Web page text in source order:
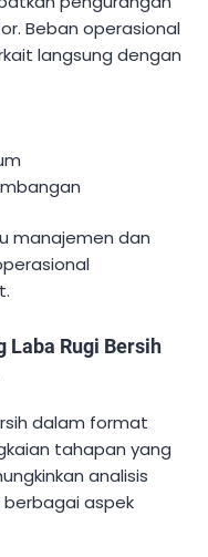
Beban operasional
langsung dengan
manajemen dan
Laba Rugi Bersih
dalam format
tahapan yang
analisis
aspek